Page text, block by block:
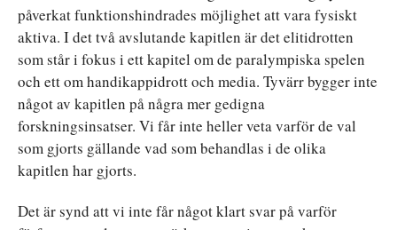
påverkat funktionshindrades möjlighet att vara fysiskt
aktiva. I det två avslutande kapitlen är det elitidrotten
som står i fokus i ett kapitel om de paralympiska spelen
och ett om handikappidrott och media. Tyvärr bygger inte
något av kapitlen på några mer gedigna
forskningsinsatser. Vi får inte heller veta varför de val
som gjorts gällande vad som behandlas i de olika
kapitlen har gjorts.
Det är synd att vi inte får något klart svar på varför